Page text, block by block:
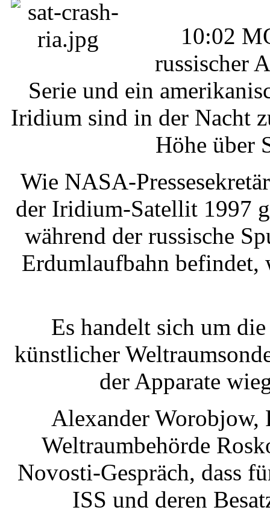
10:02
russischer
Serie und ein
Iridium sind in der Nacht
Höhe über
Wie NASA-
der Iridium-Satellit 1997
während der russische
Erdumlaufbahn
Es handelt sich um
künstlicher
der Apparate
Alexander Worobjow,
Weltraumbehörde
Novosti-Gespräch, dass
ISS und deren